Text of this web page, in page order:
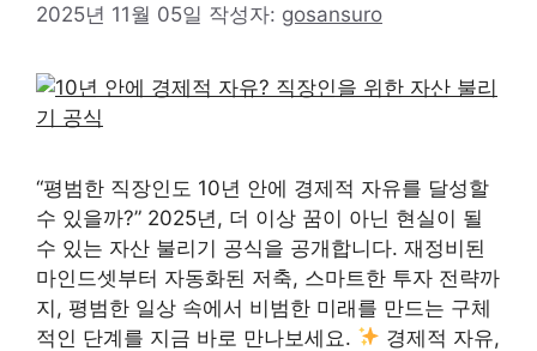
2025년 11월 05일 작성자: gosansuro
“평범한 직장인도 10년 안에 경제적 자유를 달성할
수 있을까?” 2025년, 더 이상 꿈이 아닌 현실이 될
수 있는 자산 불리기 공식을 공개합니다. 재정비된
마인드셋부터 자동화된 저축, 스마트한 투자 전략까
지, 평범한 일상 속에서 비범한 미래를 만드는 구체
적인 단계를 지금 바로 만나보세요.
경제적 자유,